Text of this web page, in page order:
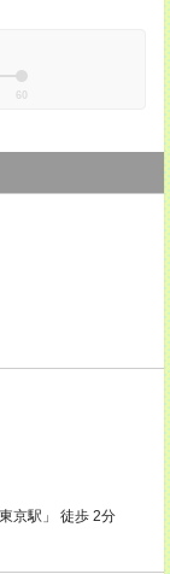
60
京駅」 徒歩 2分